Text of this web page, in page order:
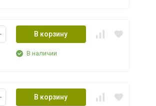
В корзину
В наличии
В корзину